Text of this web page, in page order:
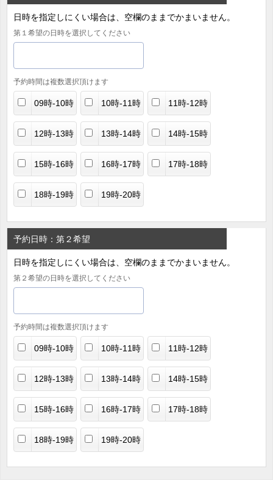
日時を指定しにくい場合は、空欄のままでかまいません。
第１希望の日時を選択してください
予約時間は複数選択頂けます
09時-10時 10時-11時 11時-12時
12時-13時 13時-14時 14時-15時
15時-16時 16時-17時 17時-18時
18時-19時 19時-20時
予約日時：第２希望
日時を指定しにくい場合は、空欄のままでかまいません。
第２希望の日時を選択してください
予約時間は複数選択頂けます
09時-10時 10時-11時 11時-12時
12時-13時 13時-14時 14時-15時
15時-16時 16時-17時 17時-18時
18時-19時 19時-20時